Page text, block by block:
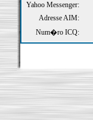
Yahoo Messenger:
Adresse AIM:
Num�ro ICQ: